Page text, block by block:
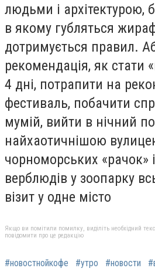
людьми і архітектурою,
в якому губляться
дотримується правил.
рекомендація, як стати
4 дні, потрапити на
фестиваль, побачити
мумій, вийти в нічний
найхаотичнішою
чорноморських «рачок»
верблюдів у зоопарку
візит у одне місто
Якщо ви помітили помилку, виділіть необхідний
повідомити про це редакцію
#новостнойкофе #утро #новости